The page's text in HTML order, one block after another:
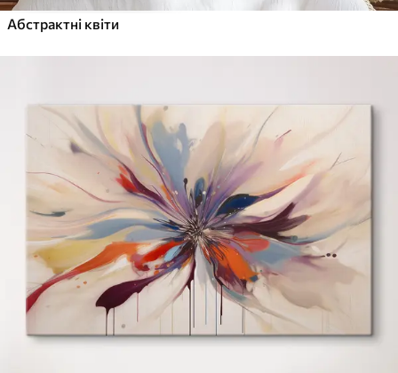
Абстрактні квіти